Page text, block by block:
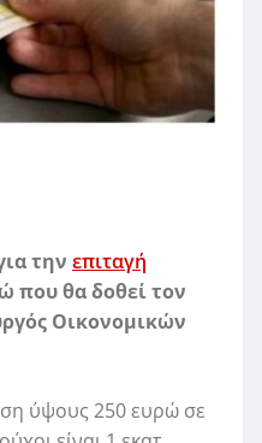
την επιταγή
που θα δοθεί τον
Οικονομικών
ύψους 250 ευρώ σε